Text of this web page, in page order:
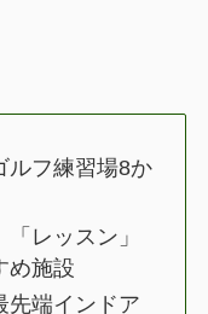
ルフ練習場8か
レッスン」
め施設
先端インドア